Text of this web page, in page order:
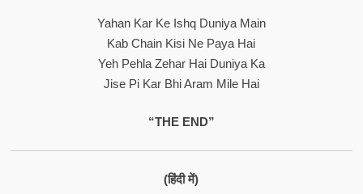
Yahan Kar Ke Ishq Duniya Main
Kab Chain Kisi Ne Paya Hai
Yeh Pehla Zehar Hai Duniya Ka
Jise Pi Kar Bhi Aram Mile Hai
“THE END”
(हिंदी में)